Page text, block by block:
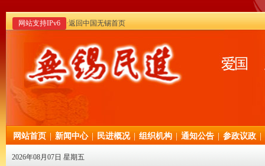
网站支持IPv6 ·返回中国无锡首页
网站首页 新闻中心 民进概况 组织机构 通知公告 参政议政
2026年08月07日 星期五